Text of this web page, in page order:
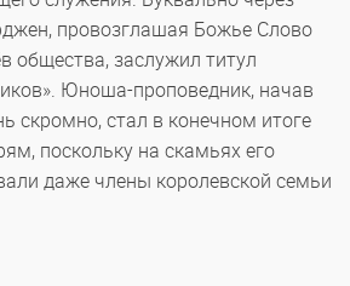
провозглашая Божье Слово
общества, заслужил титул
Юноша-проповедник, начав
скромно, стал в конечном итоге
поскольку на скамьях его
даже члены королевской семьи